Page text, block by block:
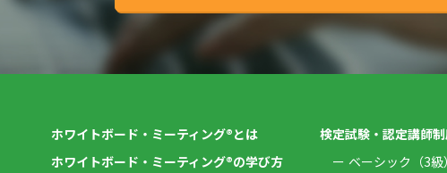
ホワイトボード・ミーティング®とは
ホワイトボード・ミーティング®の学び方
検定試験・認定講師
ベーシック（3